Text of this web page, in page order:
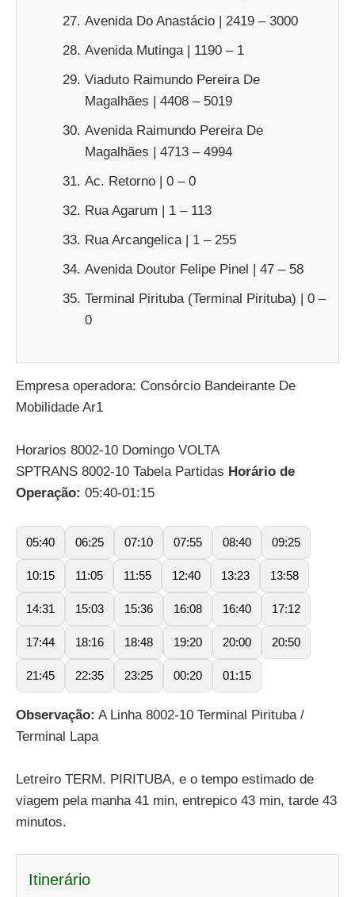
Avenida Do Anastácio | 2419 – 3000
Avenida Mutinga | 1190 – 1
Viaduto Raimundo Pereira De
Magalhães | 4408 – 5019
Avenida Raimundo Pereira De
Magalhães | 4713 – 4994
Ac. Retorno | 0 – 0
Rua Agarum | 1 – 113
Rua Arcangelica | 1 – 255
Avenida Doutor Felipe Pinel | 47 – 58
Terminal Pirituba (Terminal Pirituba) | 0 –
0
Empresa operadora: Consórcio Bandeirante De
Mobilidade Ar1
Horarios 8002-10 Domingo VOLTA
SPTRANS 8002-10 Tabela Partidas Horário de
Operação: 05:40-01:15
05:40 06:25 07:10 07:55 08:40 09:25
10:15 11:05 11:55 12:40 13:23 13:58
14:31 15:03 15:36 16:08 16:40 17:12
17:44 18:16 18:48 19:20 20:00 20:50
21:45 22:35 23:25 00:20 01:15
Observação: A Linha 8002-10 Terminal Pirituba /
Terminal Lapa
Letreiro TERM. PIRITUBA, e o tempo estimado de
viagem pela manha 41 min, entrepico 43 min, tarde 43
minutos.
Itinerário